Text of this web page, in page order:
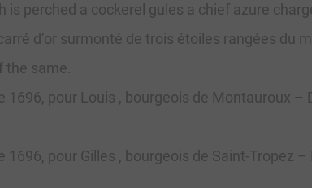
perched a cockerel gules a chief azure
d’or surmonté de trois étoiles rangées du
the same.
1696, pour Louis , bourgeois de Montauroux –
1696, pour Gilles , bourgeois de Saint-Tropez